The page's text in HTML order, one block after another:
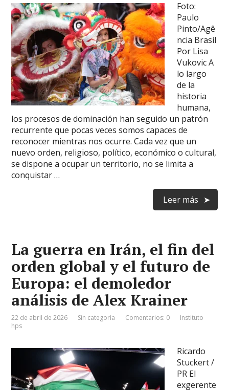
Foto:
Paulo
Pinto/Agê
ncia Brasil
Por Lisa
Vukovic A
lo largo
de la
historia
humana,
los procesos de dominación han seguido un patrón
recurrente que pocas veces somos capaces de
reconocer mientras nos ocurre. Cada vez que un
nuevo orden, religioso, político, económico o cultural,
se dispone a ocupar un territorio, no se limita a
conquistar …
Leer más
La guerra en Irán, el fin del
orden global y el futuro de
Europa: el demoledor
análisis de Alex Krainer
22 de abril de 2026 Sin categoría Comentarios: 0
Instituto
hps
Ricardo
Stuckert /
PR El
exgerente